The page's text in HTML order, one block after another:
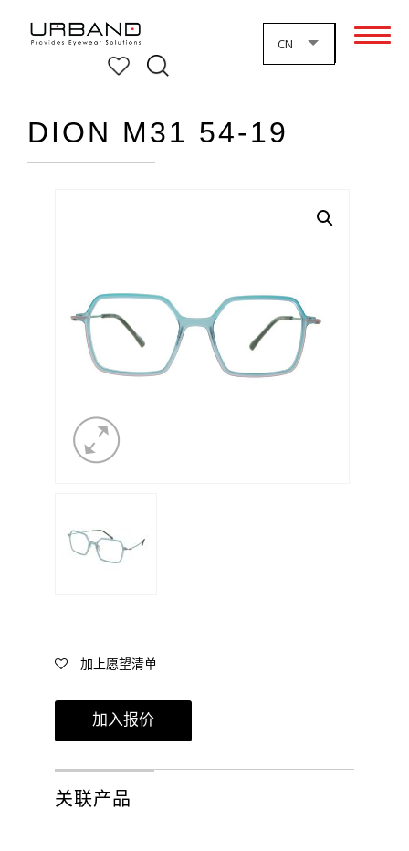
CN
DION M31 54-19
加上愿望清单
加入报价
关联产品